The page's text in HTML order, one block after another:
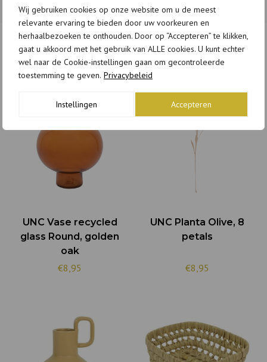
Wij gebruiken cookies op onze website om u de meest
relevante ervaring te bieden door uw voorkeuren en
herhaalbezoeken te onthouden. Door op “Accepteren” te klikken,
gaat u akkoord met het gebruik van ALLE cookies. U kunt echter
wel naar de Cookie-instellingen gaan om gecontroleerde
toestemming te geven. Privacybeleid
Instellingen Accepteren
GERELATEERDE PRODUCTEN
UNC Vase recycled
glass Round, golden
oak
€8,95
UNC Planta Olive, 8
petals
€8,95